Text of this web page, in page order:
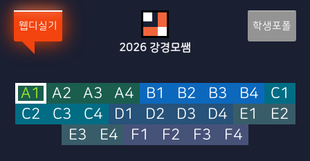
웹디실기 학생포폴
2026 강경모쌤
A1 A2 A3 A4 B1 B2 B3 B4
C1
C2
C3 C4 D1 D2 D3 D4 E1
E2
E3
E4 F1 F2 F3 F4